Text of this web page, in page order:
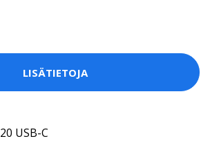
LISÄTIETOJA
USB-C